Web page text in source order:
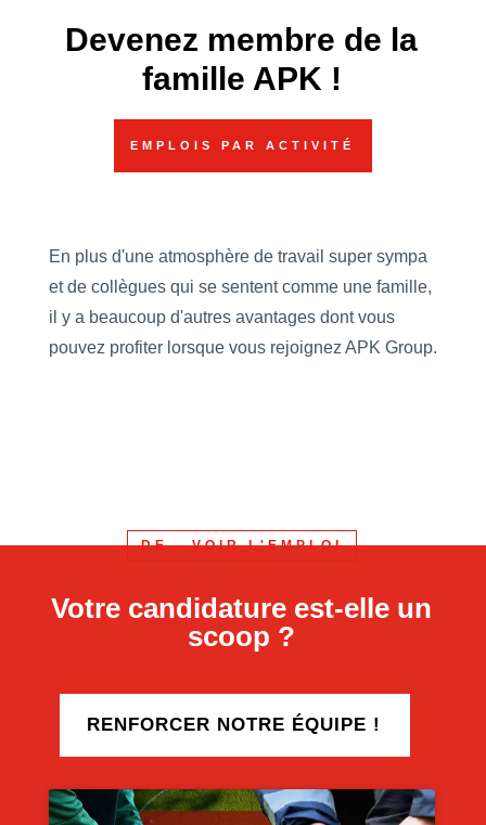
Devenez membre de la
famille APK !
EMPLOIS PAR ACTIVITÉ
En plus d'une atmosphère de travail super sympa
et de collègues qui se sentent comme une famille,
il y a beaucoup d'autres avantages dont vous
pouvez profiter lorsque vous rejoignez APK Group.
DE - VOIR L'EMPLOI
Votre candidature est-elle un
scoop ?
RENFORCER NOTRE ÉQUIPE !